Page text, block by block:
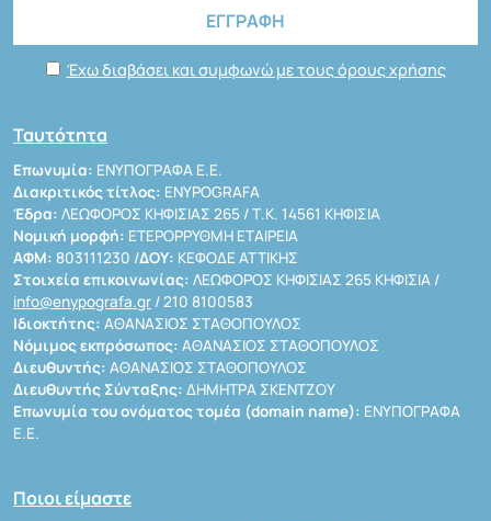
Έχω διαβάσει και συμφωνώ με τους όρους χρήσης
Ταυτότητα
Επωνυμία: ΕΝΥΠΟΓΡΑΦΑ Ε.Ε.
Διακριτικός τίτλος: ENYPOGRAFA
Έδρα: ΛΕΩΦΟΡΟΣ ΚΗΦΙΣΙΑΣ 265 / Τ.Κ. 14561 ΚΗΦΙΣΙΑ
Νομική μορφή: ΕΤΕΡΟΡΡΥΘΜΗ ΕΤΑΙΡΕΙΑ
ΑΦΜ: 803111230 /ΔΟΥ: ΚΕΦΟΔΕ ΑΤΤΙΚΗΣ
Στοιχεία επικοινωνίας: ΛΕΩΦΟΡΟΣ ΚΗΦΙΣΙΑΣ 265 ΚΗΦΙΣΙΑ /
info@enypografa.gr / 210 8100583
Ιδιοκτήτης: ΑΘΑΝΑΣΙΟΣ ΣΤΑΘΟΠΟΥΛΟΣ
Νόμιμος εκπρόσωπος: ΑΘΑΝΑΣΙΟΣ ΣΤΑΘΟΠΟΥΛΟΣ
Διευθυντής: ΑΘΑΝΑΣΙΟΣ ΣΤΑΘΟΠΟΥΛΟΣ
Διευθυντής Σύνταξης: ΔΗΜΗΤΡΑ ΣΚΕΝΤΖΟΥ
Επωνυμία του ονόματος τομέα (domain name): ΕΝΥΠΟΓΡΑΦΑ
Ε.Ε.
Ποιοι είμαστε